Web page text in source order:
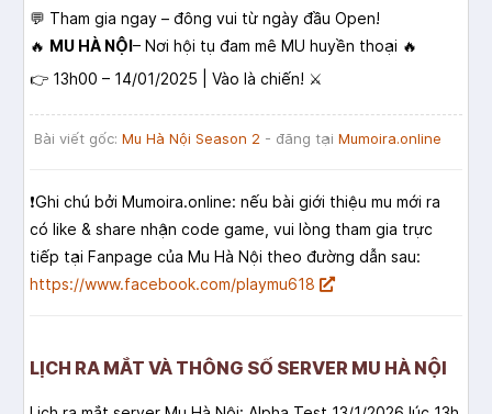
💬 Tham gia ngay – đông vui từ ngày đầu Open!
🔥 MU HÀ NỘI– Nơi hội tụ đam mê MU huyền thoại 🔥
👉 13h00 – 14/01/2025 | Vào là chiến! ⚔️
Bài viết gốc: Mu Hà Nội Season 2 - đăng tại Mumoira.online
❗️Ghi chú bởi Mumoira.online: nếu bài giới thiệu mu mới ra
có like & share nhận code game, vui lòng tham gia trực
tiếp tại Fanpage của Mu Hà Nội theo đường dẫn sau:
https://www.facebook.com/playmu618
LỊCH RA MẮT VÀ THÔNG SỐ SERVER MU HÀ NỘI